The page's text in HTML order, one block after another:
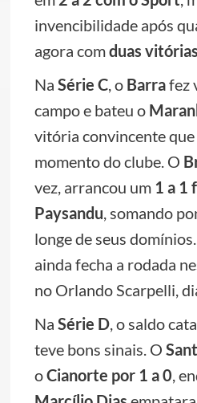
invencibilidade após
agora comduas
Na Série C, o Barrafez
campo e bateu o
vitória convincente
momento do clube. O
vez, arrancou um 1 a 1
Paysandu, somando
longe de seus
ainda fecha a rodada
no Orlando Scarpelli,
Na Série D, o saldo
teve bons sinais. O
oCianorte por 1 a 0,